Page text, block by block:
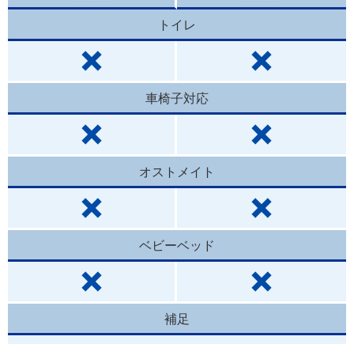
トイレ
車椅子対応
オストメイト
ベビーベッド
補足